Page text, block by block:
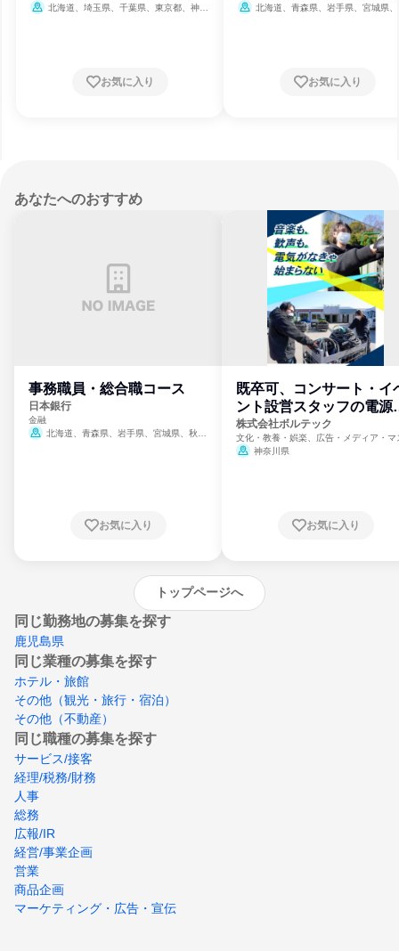
北海道、埼玉県、千葉県、東京都、神奈
お気に入り
北海道、青森県、岩手県、宮城県
お気に入り
あなたへのおすすめ
事務職員・総合職コース
日本銀行
金融
北海道、青森県、岩手県、宮城県、秋田
崎県、熊本県、大分県、宮崎県、鹿児島県、
お気に入り
既卒可、コンサート・イ
ント設営スタッフの電源
門
株式会社ボルテック
文化・教養・娯楽、広告・メディア・マ
ミ、電力・ガス・水道・エネルギー
神奈川県
お気に入り
トップページへ
同じ勤務地の募集を探す
鹿児島県
同じ業種の募集を探す
ホテル・旅館
その他（観光・旅行・宿泊）
その他（不動産）
同じ職種の募集を探す
サービス/接客
経理/税務/財務
人事
総務
広報/IR
経営/事業企画
営業
商品企画
マーケティング・広告・宣伝